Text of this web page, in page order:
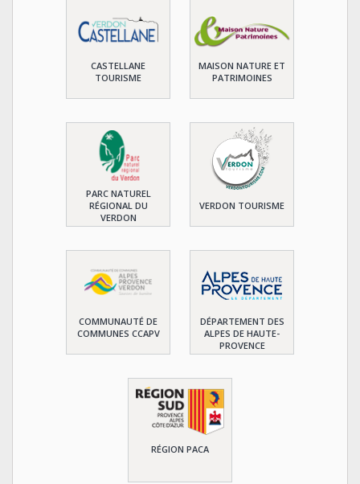
CASTELLANE
TOURISME
MAISON NATURE ET
PATRIMOINES
PARC NATUREL
RÉGIONAL DU
VERDON
VERDON TOURISME
COMMUNAUTÉ DE
COMMUNES CCAPV
DÉPARTEMENT DES
ALPES DE HAUTE-
PROVENCE
RÉGION PACA